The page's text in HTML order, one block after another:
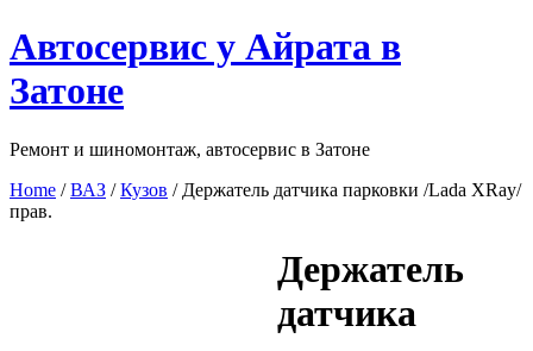
Перейти
к
содержимому
Автосервис у Айрата в
Затоне
Ремонт и шиномонтаж, автосервис в Затоне
Home /ВАЗ /Кузов / Держатель датчика парковки /Lada XRay/
прав.
Держатель
датчика